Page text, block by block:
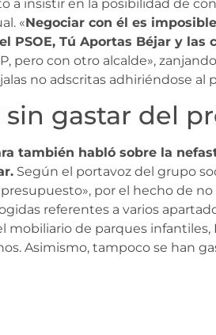
a insistir en la posibilidad de
«Negociar con él es
PSOE, Tú Aportas Béjar y las
pero con otro alcalde»,
no adscritas adhiriéndose
sin gastar del
también habló sobre la
Según el portavoz del grupo
por el hecho de
referentes a varios
mobiliario de parques infantiles,
Asimismo, tampoco se han